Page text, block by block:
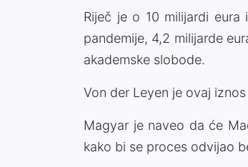
Riječ je o 10 milijardi eura
pandemije, 4,2 milijarde
akademske slobode.
Von der Leyen je ovaj
Magyar je naveo da će
kako bi se proces odvijao